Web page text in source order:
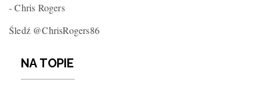
- Chris Rogers
Śledź @ChrisRogers86
NA TOPIE